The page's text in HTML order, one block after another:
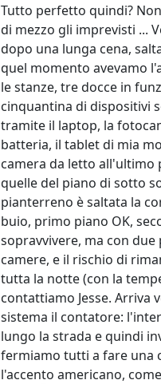
Tutto perfetto quindi?
di mezzo gli imprevisti ...
dopo una lunga cena,
quel momento avevamo
le stanze, tre docce in
cinquantina di dispositivi
tramite il laptop, la
batteria, il tablet di mia
camera da letto all'ultimo
quelle del piano di sotto
pianterreno è saltata la
buio, primo piano OK,
sopravvivere, ma con
camere, e il rischio di
tutta la notte (con la
contattiamo Jesse. Arriva
sistema il contatore:
lungo la strada e quindi
fermiamo tutti a fare una
l'accento americano,